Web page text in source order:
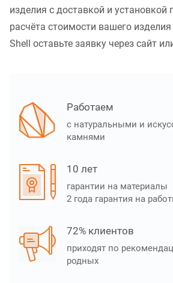
изделия с доставкой и
расчёта стоимости вашего
Shell оставьте заявку через сайт
Работаем
с натуральными и
камнями
10 лет
гарантии на материалы
2 года гарантия на
72% клиентов
приходят по
родных